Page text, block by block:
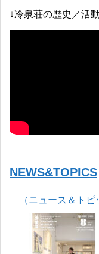
↓冷泉荘の歴史／活
NEWS&TOPICS
（ニュース＆ト